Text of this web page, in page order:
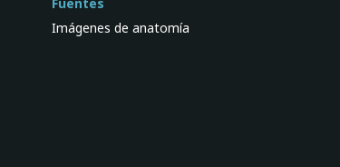
Imágenes de anatomía